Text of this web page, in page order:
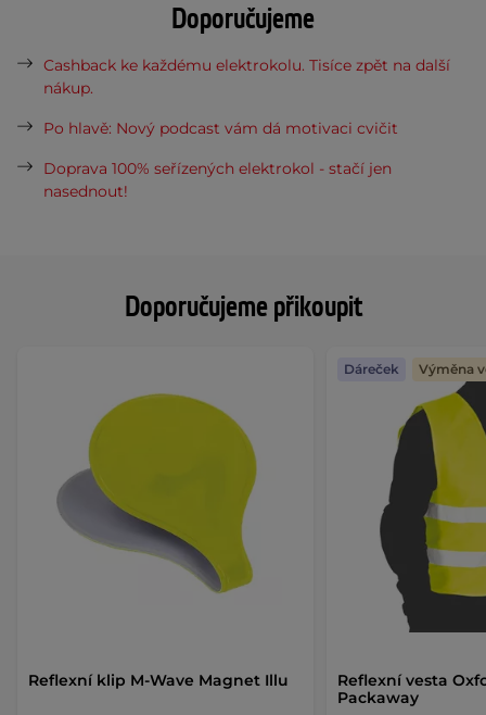
Doporučujeme přikoupit
Reflexní klip M-Wave Magnet Illu
Reflexní vesta
Packaway
Dáreček Výměna
Doporučujeme
Cashback ke každému elektrokolu. Tisíce zpět na další
nákup.
Po hlavě: Nový podcast vám dá motivaci cvičit
Doprava 100% seřízených elektrokol - stačí jen
nasednout!